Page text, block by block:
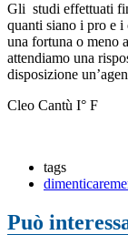
Gli studi effettuati
quanti siano i pro e
una fortuna o meno
attendiamo una
disposizione
Cleo Cantù I° F
tags
dimenticare
Può